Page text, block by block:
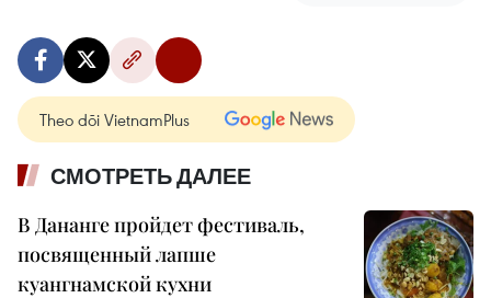
Theo dõi VietnamPlus
СМОТРЕТЬ ДАЛЕЕ
В Дананге пройдет фестиваль,
посвященный лапше
куангнамской кухни